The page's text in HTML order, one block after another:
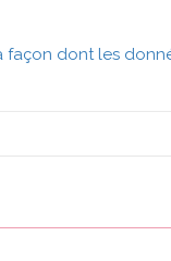
façon dont les